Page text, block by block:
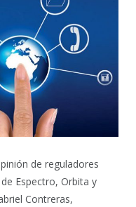
de reguladores
Espectro, Orbita y
Contreras,